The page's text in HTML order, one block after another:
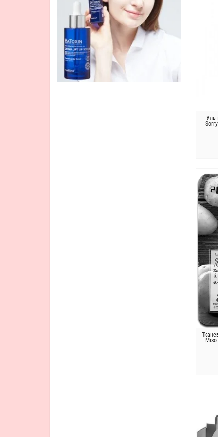
Кислоты
Козье молоко
Кокос
Коралл
Кофе
Кофеин
Лимон